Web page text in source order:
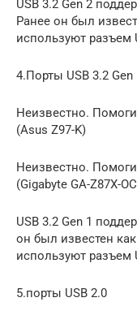
USB 3.2 Gen 2
Ранее он был
используют разъем
4.Порты USB 3.2 Gen
Неизвестно.
(Asus Z97-K)
Неизвестно.
(Gigabyte GA-Z87X-
USB 3.2 Gen 1
он был известен
используют разъем
5.порты USB 2.0